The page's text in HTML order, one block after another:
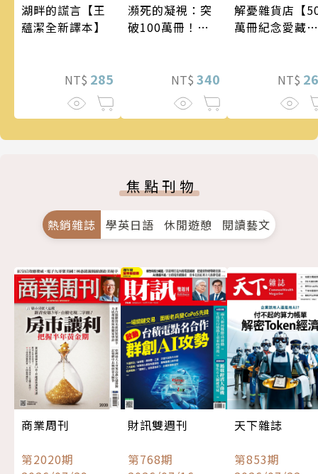
湖畔的謊言【王
蘊潔全新譯本】
NT$ 285
瀕死的凝視：突
破100萬冊！這
的情慾與驚悚！
NT$ 340
解憂雜貨店【
萬冊紀念愛藏
NT$
焦點刊物
熱銷雜誌 學英日語 休閒遊憩 閱讀藝文
商業周刊
第2020期
財訊雙週刊
第768期
天下雜誌
第853期